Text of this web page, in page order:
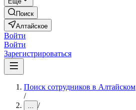
Поиск
Алтайское
Войти
Войти
Зарегистрироваться
Поиск сотрудников в Алтайском
/
... /